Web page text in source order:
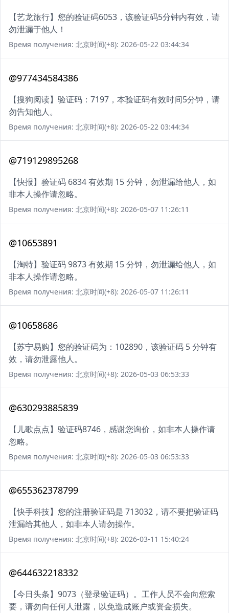
【艺龙旅行】您的验证码6053，该验证码5分钟内有效，请
勿泄漏于他人！
Время получения: 北京时间(+8): 2026-05-22 03:44:34
@977434584386
【搜狗阅读】验证码：7197，本验证码有效时间5分钟，请
勿告知他人。
Время получения: 北京时间(+8): 2026-05-22 03:44:34
@719129895268
【快报】验证码 6834 有效期 15 分钟，勿泄漏给他人，如
非本人操作请忽略。
Время получения: 北京时间(+8): 2026-05-07 11:26:11
@10653891
【淘特】验证码 9873 有效期 15 分钟，勿泄漏给他人，如
非本人操作请忽略。
Время получения: 北京时间(+8): 2026-05-07 11:26:11
@10658686
【苏宁易购】您的验证码为：102890，该验证码 5 分钟有
效，请勿泄露他人。
Время получения: 北京时间(+8): 2026-05-03 06:53:33
@630293885839
【儿歌点点】验证码8746，感谢您询价，如非本人操作请
忽略。
Время получения: 北京时间(+8): 2026-05-03 06:53:33
@655362378799
【快手科技】您的注册验证码是 713032，请不要把验证码
泄漏给其他人，如非本人请勿操作。
Время получения: 北京时间(+8): 2026-03-11 15:40:24
@644632218332
【今日头条】9073（登录验证码）。工作人员不会向您索
要，请勿向任何人泄露，以免造成账户或资金损失。